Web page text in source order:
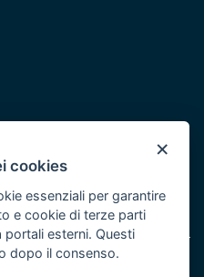
POR Puglia 2014/2020 -
×
cookies
essenziali per garantire
e cookie di terze parti
esterni. Questi
dopo il consenso.